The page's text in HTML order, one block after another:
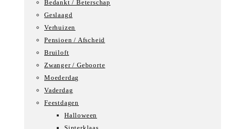
Bedankt / Beterschap
Geslaagd
Verhuizen
Pensioen / Afscheid
Bruiloft
Zwanger / Geboorte
Moederdag
Vaderdag
Feestdagen
Halloween